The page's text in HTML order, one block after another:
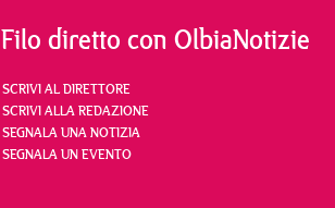
Filo diretto con OlbiaNotizie
SCRIVI AL DIRETTORE
SCRIVI ALLA REDAZIONE
SEGNALA UNA NOTIZIA
SEGNALA UN EVENTO